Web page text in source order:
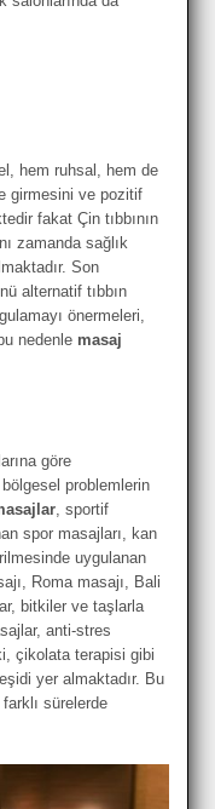
hem ruhsal, hem de
girmesini ve pozitif
fakat Çin tıbbının
zamanda sağlık
Son
alternatif tıbbın
önermeleri,
nedenle masaj
göre
problemlerin
, sportif
spor masajları, kan
uygulanan
Roma masajı, Bali
bitkiler ve taşlarla
anti-stres
çikolata terapisi gibi
yer almaktadır. Bu
sürelerde